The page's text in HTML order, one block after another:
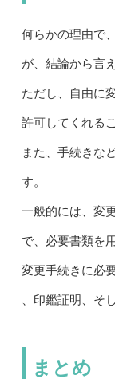
何らかの理由で
が、結論から言
ただし、自由に
許可してくれる
また、手続きな
す。
一般的には、変
で、必要書類を
変更手続きに必
、印鑑証明、そ
まとめ